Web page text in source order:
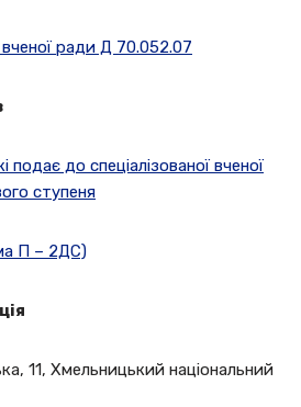
вченої ради Д 70.052.07
подає до спеціалізованої вченої
ступеня
П – 2ДС)
11, Хмельницький національний